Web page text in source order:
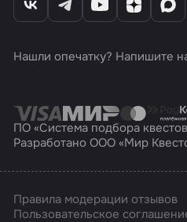
Нашли опечатку? Напишите
ПО «Система подбора
Разработано ООО «Мир
Правила модерации отзывов
Пользовательское